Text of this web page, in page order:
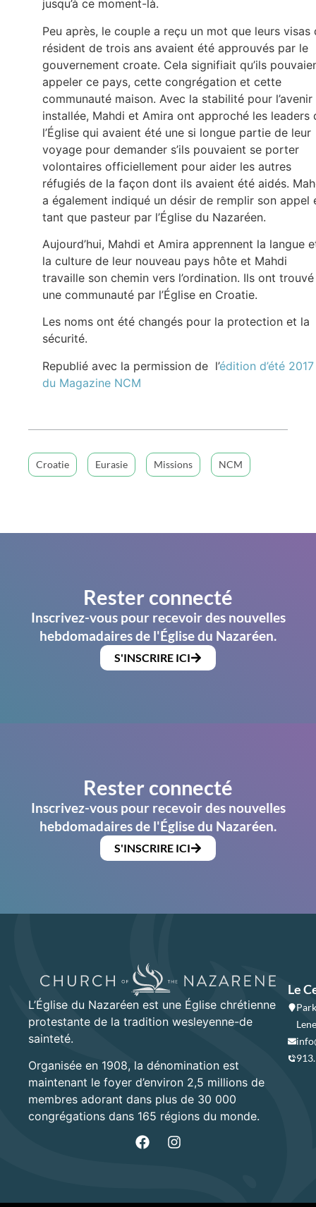
jusqu’à ce moment-là.
Peu après, le couple a reçu un mot que leurs visas
résident de trois ans avaient été approuvés par le
gouvernement croate. Cela signifiait qu’ils
appeler ce pays, cette congrégation et cette
communauté maison. Avec la stabilité pour l’avenir
installée, Mahdi et Amira ont approché les leaders
l’Église qui avaient été une si longue partie de leur
voyage pour demander s’ils pouvaient se porter
volontaires officiellement pour aider les autres
réfugiés de la façon dont ils avaient été aidés.
a également indiqué un désir de remplir son appel
tant que pasteur par l’Église du Nazaréen.
Aujourd’hui, Mahdi et Amira apprennent la langue
la culture de leur nouveau pays hôte et Mahdi
travaille son chemin vers l’ordination. Ils ont trouvé
une communauté par l’Église en Croatie.
Les noms ont été changés pour la protection et la
sécurité.
Republié avec la permission de l’édition d’été 2017
du Magazine NCM
Croatie Eurasie Missions NCM
Rester connecté
Inscrivez-vous pour recevoir des nouvelles
hebdomadaires de l'Église du Nazaréen.
S'INSCRIRE ICI
Rester connecté
Inscrivez-vous pour recevoir des nouvelles
hebdomadaires de l'Église du Nazaréen.
S'INSCRIRE ICI
L’Église du Nazaréen est une Église chrétienne
protestante de la tradition wesleyenne-de
sainteté.
Organisée en 1908, la dénomination est
maintenant le foyer d’environ 2,5 millions de
membres adorant dans plus de 30 000
congrégations dans 165 régions du monde.
Le